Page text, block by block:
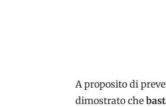
A proposito di
dimostrato che